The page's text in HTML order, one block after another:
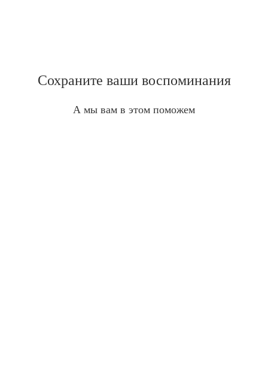
Сохраните ваши воспоминания
А мы вам в этом поможем